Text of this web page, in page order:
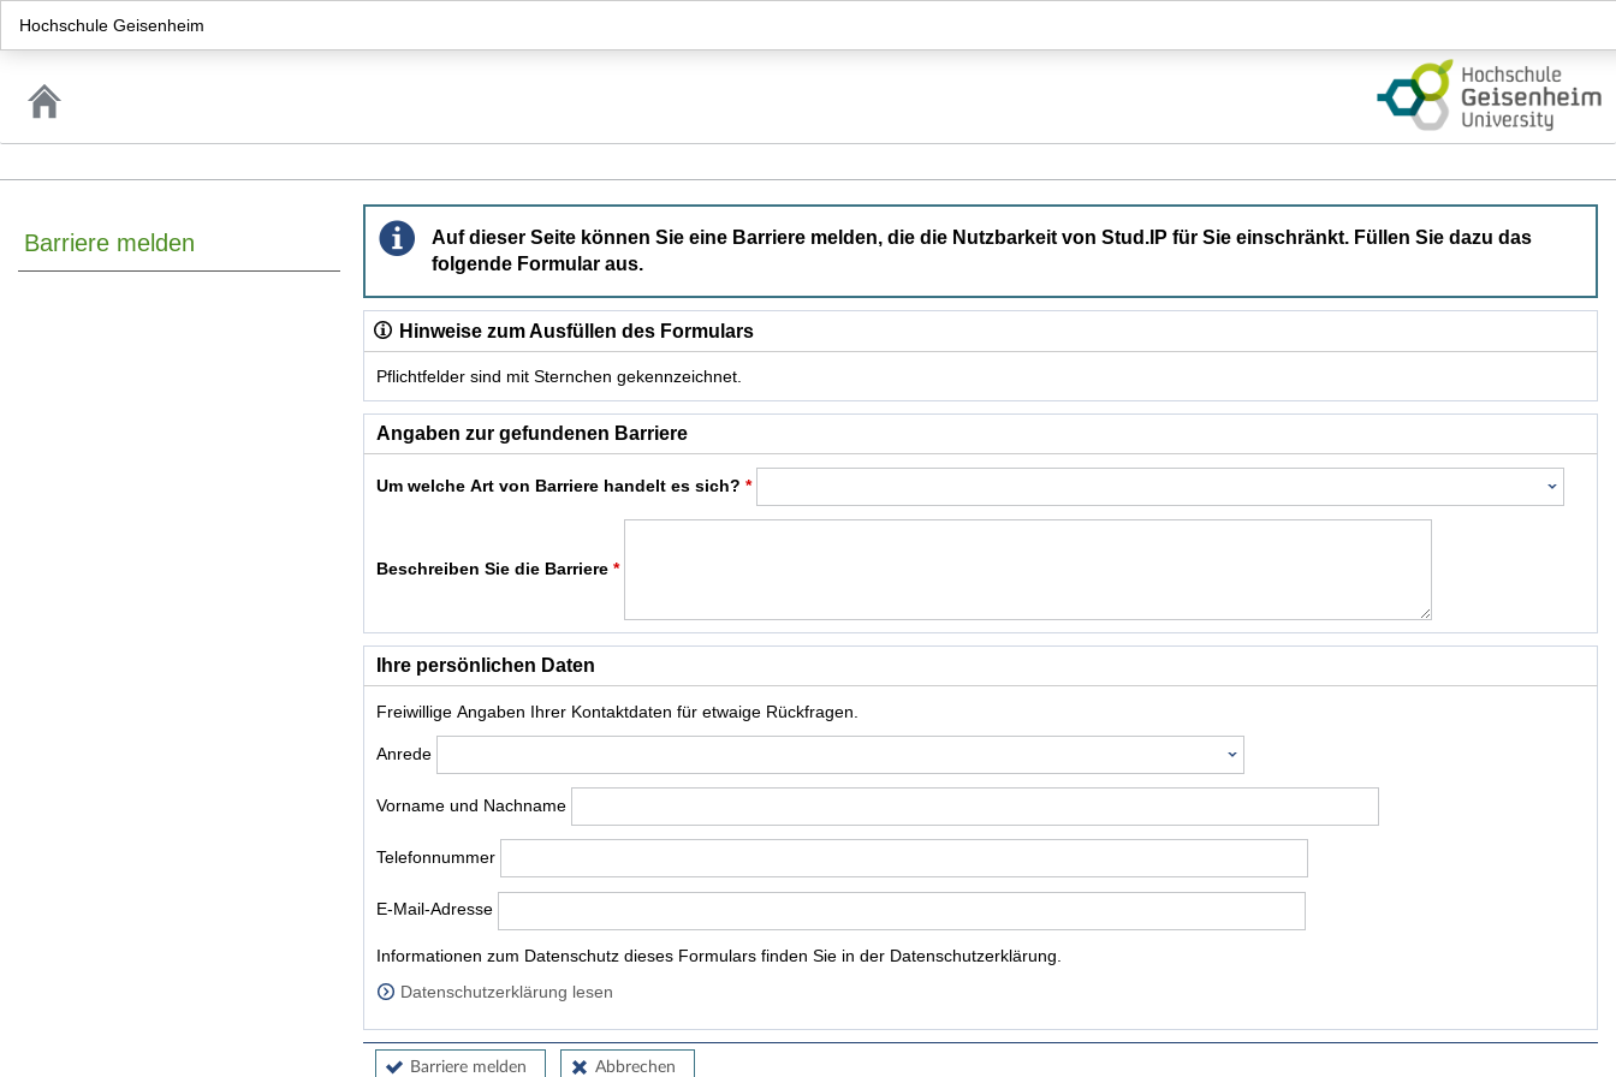
Hauptnavigation
Hochschule Geisenheim
Barriere melden
Barriere melden
Auf dieser Seite können Sie eine Barriere melden, die die Nutzbarkeit von Stud.IP für Sie einschränkt. Füllen Sie dazu das
folgende Formular aus.
Hinweise zum Ausfüllen des Formulars
Pflichtfelder sind mit Sternchen gekennzeichnet.
Dieses Formular enthält Pflichtfelder.
Angaben zur gefundenen Barriere
Um welche Art von Barriere handelt es sich? *
Beschreiben Sie die Barriere *
Ihre persönlichen Daten
Freiwillige Angaben Ihrer Kontaktdaten für etwaige Rückfragen.
Anrede
Vorname und Nachname
Telefonnummer
E-Mail-Adresse
Homepage
Informationen zum Datenschutz dieses Formulars finden Sie in der Datenschutzerklärung.
Datenschutzerklärung lesen
Barriere melden Abbrechen